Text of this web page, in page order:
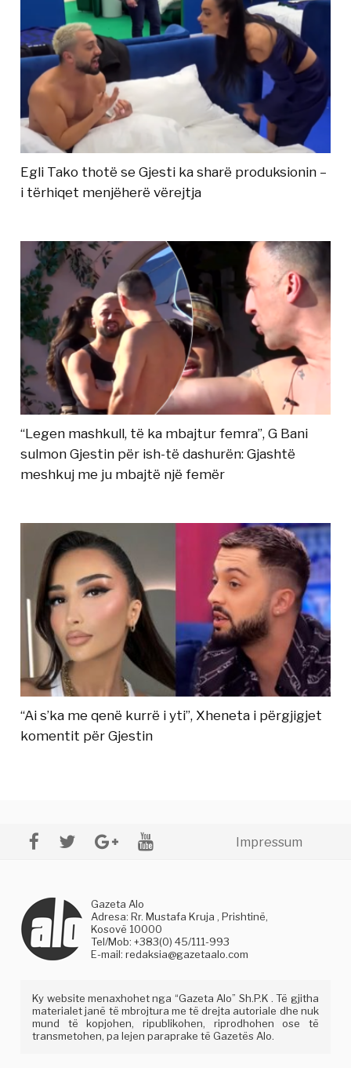
Egli Tako thotë se Gjesti ka sharë produksionin –
i tërhiqet menjëherë vërejtja
“Legen mashkull, të ka mbajtur femra”, G Bani
sulmon Gjestin për ish-të dashurën: Gjashtë
meshkuj me ju mbajtë një femër
“Ai s’ka me qenë kurrë i yti”, Xheneta i përgjigjet
komentit për Gjestin
Impressum
Gazeta Alo
Adresa: Rr. Mustafa Kruja , Prishtinë,
Kosovë 10000
Tel/Mob: +383(0) 45/111-993
E-mail:redaksia@gazetaalo.com
Ky website menaxhohet nga “Gazeta Alo” Sh.P.K . Të gjitha
materialet janë të mbrojtura me të drejta autoriale dhe nuk
mund të kopjohen, ripublikohen, riprodhohen ose të
transmetohen, pa lejen paraprake të Gazetës Alo.